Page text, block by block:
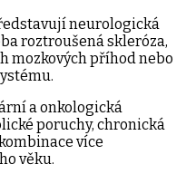
neurologická
roztroušená skleróza,
mozkových příhod nebo
a onkologická
poruchy, chronická
více
věku.